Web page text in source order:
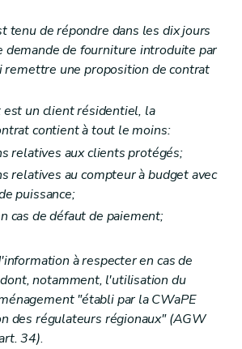
tenu de répondre dans les dix jours
demande de fourniture introduite par
remettre une proposition de contrat
est un client résidentiel, la
contient à tout le moins:
relatives aux clients protégés;
relatives au compteur à budget avec
puissance;
cas de défaut de paiement;
à respecter en cas de
notamment, l'utilisation du
"établi par la CWaPE
des régulateurs régionaux" (AGW
34).